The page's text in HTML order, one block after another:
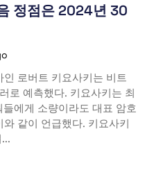
정점은 2024년 30
로버트 키요사키는 비트
로 예측했다. 키요사키는 최
에게 소량이라도 대표 암호
같이 언급했다. 키요사키